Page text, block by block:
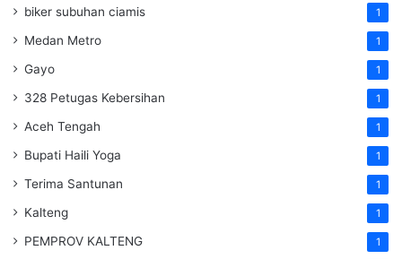
biker subuhan ciamis 1
Medan Metro 1
Gayo 1
328 Petugas Kebersihan 1
Aceh Tengah 1
Bupati Haili Yoga 1
Terima Santunan 1
Kalteng 1
PEMPROV KALTENG 1